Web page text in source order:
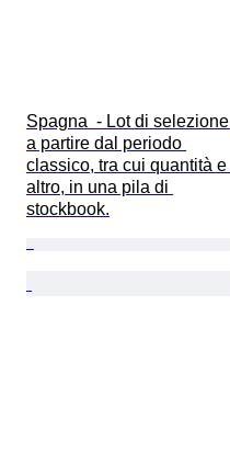
Spagna  - Lot di selezione
a partire dal periodo
classico, tra cui quantità e
altro, in una pila di
stockbook.